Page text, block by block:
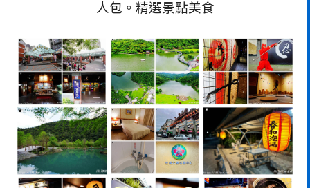
人包。精選景點美食